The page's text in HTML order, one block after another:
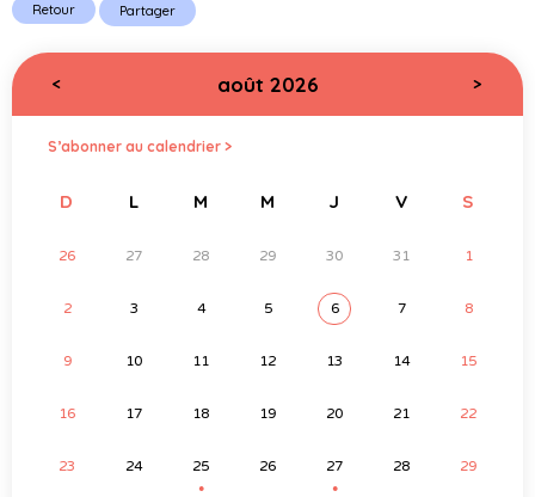
Retour Partager
< août 2026 >
S’abonner au calendrier >
D L M M J V S
26 27 28 29 30 31 1
2 3 4 5 6 7 8
9 10 11 12 13 14 15
16 17 18 19 20 21 22
23 24 25
●
26 27
●
28 29